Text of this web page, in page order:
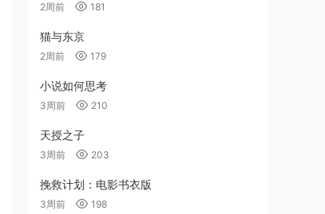
2周前 181
猫与东京
2周前 179
小说如何思考
3周前 210
天授之子
3周前 203
挽救计划：电影书衣版
3周前 198